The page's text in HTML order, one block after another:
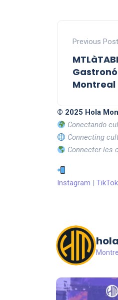
Previous Post
Montreal
© 2025 Hola
Conectando
Connecting
Connecter les
Instagram | TikTok